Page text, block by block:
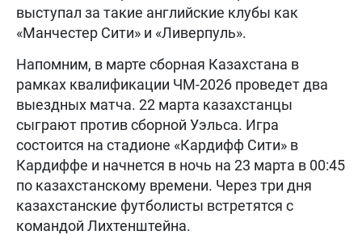
выступал за такие английские клубы как
«Манчестер Сити» и «Ливерпуль».
Напомним, в марте сборная Казахстана в
рамках квалификации ЧМ-2026 проведет два
выездных матча. 22 марта казахстанцы
сыграют против сборной Уэльса. Игра
состоится на стадионе «Кардифф Сити» в
Кардиффе и начнется в ночь на 23 марта в 00:45
по казахстанскому времени. Через три дня
казахстанские футболисты встретятся с
командой Лихтенштейна.